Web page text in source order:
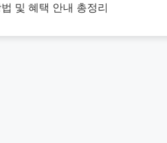
및 혜택 안내 총정리